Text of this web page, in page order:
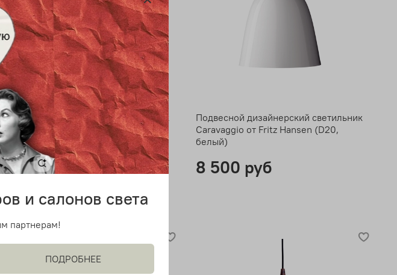
Подвесной дизайнерский светильник
Caravaggio от Fritz Hansen (D40,
черный)
12 200 руб
Подвесной дизайнерский светильник
Caravaggio от Fritz Hansen (D20,
белый)
8 500 руб
и салонов света
партнерам!
ПОДРОБНЕЕ